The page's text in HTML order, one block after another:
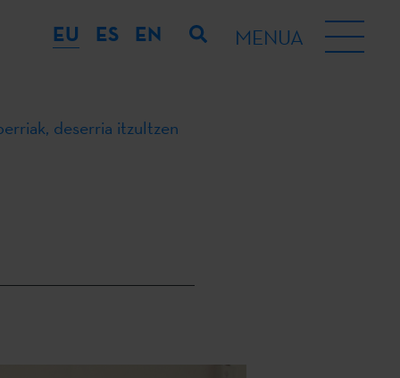
EU ES EN MENUA
deserria itzultzen